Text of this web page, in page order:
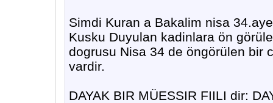
Simdi Kuran a Bakalim nisa
Kusku Duyulan kadinlara ön
dogrusu Nisa 34 de öngörülen bir
vardir.
DAYAK BIR MÜESSIR FIILI dir: